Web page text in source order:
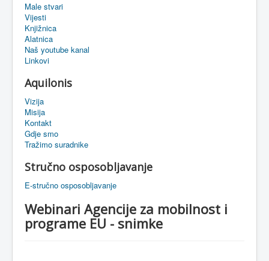
Sistemski alati
eMapa
Male stvari
Vijesti
Knjižnica
Alatnica
Naš youtube kanal
Linkovi
Aquilonis
Vizija
Misija
Kontakt
Gdje smo
Tražimo suradnike
Stručno osposobljavanje
E-stručno osposobljavanje
Webinari Agencije za mobilnost i
programe EU - snimke